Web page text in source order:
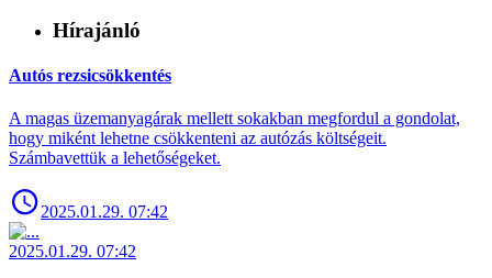
Hírajánló
Autós rezsicsökkentés
A magas üzemanyagárak mellett sokakban megfordul a gondolat,
hogy miként lehetne csökkenteni az autózás költségeit.
Számbavettük a lehetőségeket.
2025.01.29. 07:42
2025.01.29. 07:42